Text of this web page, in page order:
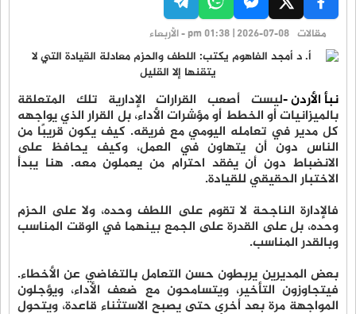
مقالات pm 01:38 | 2026-07-08 - الأربعاء
نبأ الأردن -ليست أصعب القرارات الإدارية تلك المتعلقة
بالميزانيات أو الخطط أو مؤشرات الأداء، بل القرار الذي يواجهه
كل مدير في تعامله اليومي مع فريقه. كيف يكون قريبًا من
الناس دون أن يتهاون في العمل، وكيف يحافظ على
الانضباط دون أن يفقد احترام من يعملون معه. هنا يبدأ
الاختبار الحقيقي للقيادة.
فالإدارة الناجحة لا تقوم على اللطف وحده، ولا على الحزم
وحده، بل على القدرة على الجمع بينهما في الوقت المناسب
وبالقدر المناسب.
بعض المديرين يربطون حسن التعامل بالتغاضي عن الأخطاء.
فيتجاوزون التأخير، ويتسامحون مع ضعف الأداء، ويؤجلون
المواجهة مرة بعد أخرى حتى يصبح الاستثناء قاعدة، ويتحول